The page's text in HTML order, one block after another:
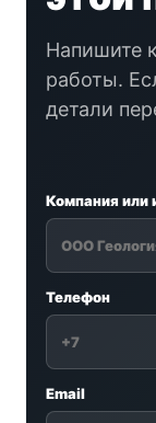
Напишите
работы.
детали
Компания или
Телефон
Email